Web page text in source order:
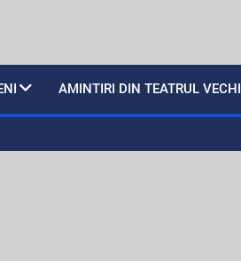
AMINTIRI DIN TEATRUL VECHI